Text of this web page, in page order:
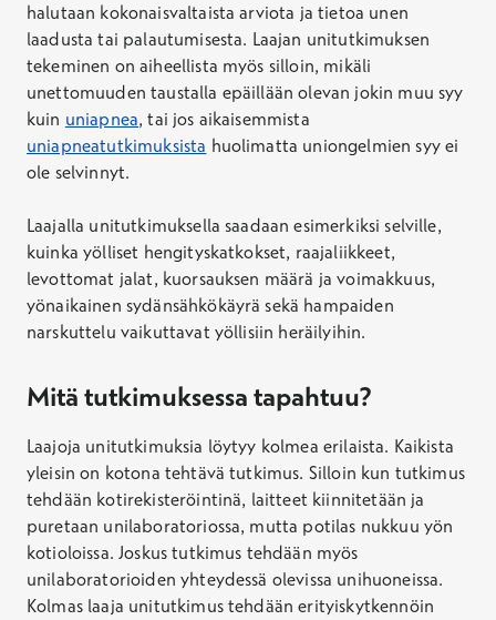
halutaan kokonaisvaltaista arviota ja tietoa unen
laadusta tai palautumisesta. Laajan unitutkimuksen
tekeminen on aiheellista myös silloin, mikäli
unettomuuden taustalla epäillään olevan jokin muu syy
kuin uniapnea, tai jos aikaisemmista
uniapneatutkimuksista huolimatta uniongelmien syy ei
ole selvinnyt.
Laajalla unitutkimuksella saadaan esimerkiksi selville,
kuinka yölliset hengityskatkokset, raajaliikkeet,
levottomat jalat, kuorsauksen määrä ja voimakkuus,
yönaikainen sydänsähkökäyrä sekä hampaiden
narskuttelu vaikuttavat yöllisiin heräilyihin.
Mitä tutkimuksessa tapahtuu?
Laajoja unitutkimuksia löytyy kolmea erilaista. Kaikista
yleisin on kotona tehtävä tutkimus. Silloin kun tutkimus
tehdään kotirekisteröintinä, laitteet kiinnitetään ja
puretaan unilaboratoriossa, mutta potilas nukkuu yön
kotioloissa. Joskus tutkimus tehdään myös
unilaboratorioiden yhteydessä olevissa unihuoneissa.
Kolmas laaja unitutkimus tehdään erityiskytkennöin